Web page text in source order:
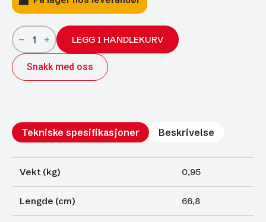
Gassfjærer
Arctic
27/14;
668/300;
2250N
antall
LEGG I HANDLEKURV
Snakk med oss
Tekniske spesifikasjoner Beskrivelse
Vekt (kg) 0,95
Lengde (cm) 66,8